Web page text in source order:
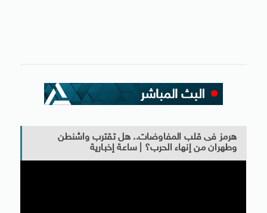
هرمز فى قلب المفاوضات.. هل تقترب واشنطن
وطهران من إنهاء الحرب؟ | ساعة إخبارية